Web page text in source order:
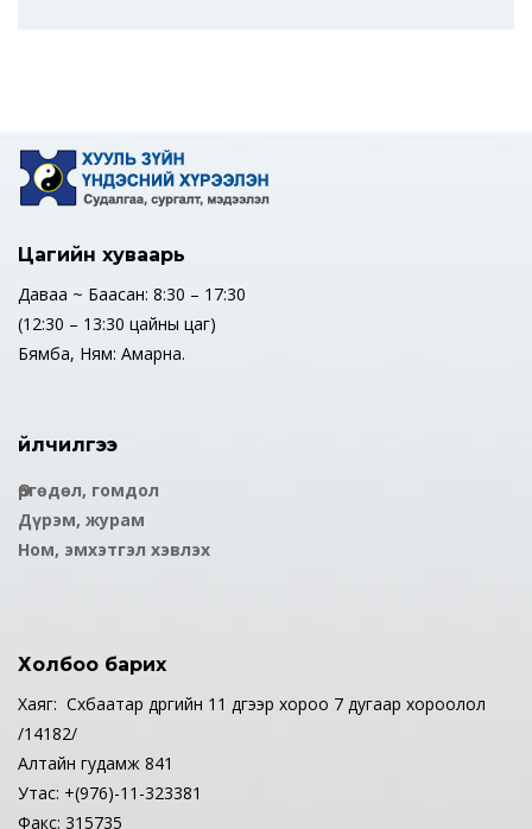
Цагийн хуваарь
Даваа ~ Баасан: 8:30 – 17:30
(12:30 – 13:30 цайны цаг)
Бямба, Ням: Амарна.
Үйлчилгээ
Өргөдөл, гомдол
Дүрэм, журам
Ном, эмхэтгэл хэвлэх
Холбоо барих
Хаяг: Сүхбаатар дүүргийн 11 дүгээр хороо 7 дугаар хороолол
/14182/
Алтайн гудамж 841
Утас: +(976)-11-323381
Факс: 315735